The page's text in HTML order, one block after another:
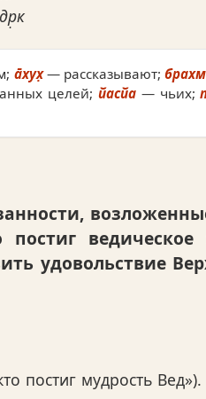
а̄хух̣— рассказывают;
целей; йасйа— чьих;
ведическое
удовольствие
постиг мудрость